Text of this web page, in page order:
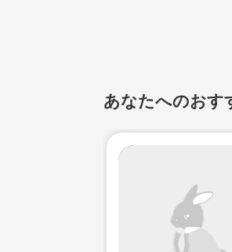
他にも
・パワースポット巡り
・科学館研修
あなたへのおす